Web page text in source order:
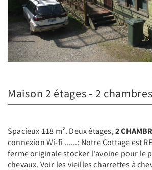
Maison 2 étages - 2
Spacieux 118 m². Deux étages,2
connexion Wi-fi ......: Notre Cottage est
ferme originale stocker l'avoine pour le
chevaux. Voir les vieilles charrettes à